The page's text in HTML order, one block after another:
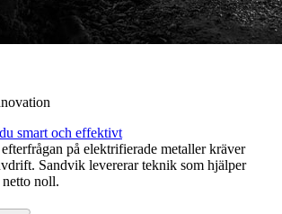
smart och effektivt
på elektrifierade metaller kräver
Sandvik levererar teknik som hjälper
noll.